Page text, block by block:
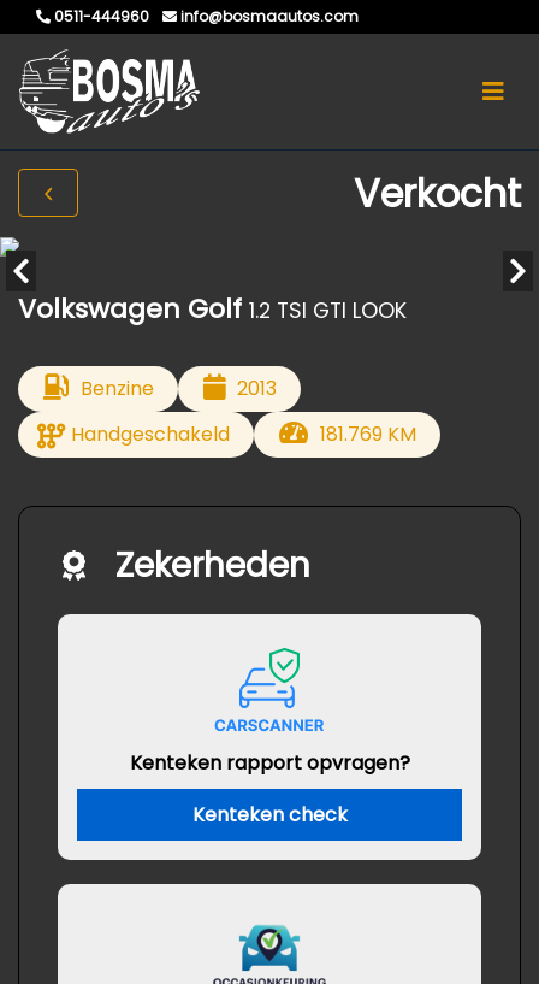
0511-444960 info@bosmaautos.com
Verkocht
Volkswagen Golf 1.2 TSI GTI LOOK
Benzine
2013
Handgeschakeld
181.769 KM
Zekerheden
Kenteken rapport opvragen?
Kenteken check